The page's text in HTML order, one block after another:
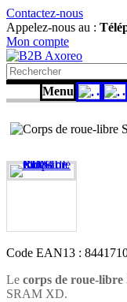
Contactez-nous
Appelez-nous au :
Mon compte
Menu . .
Code EAN13 :
Le corps de roue-
SRAM XD.